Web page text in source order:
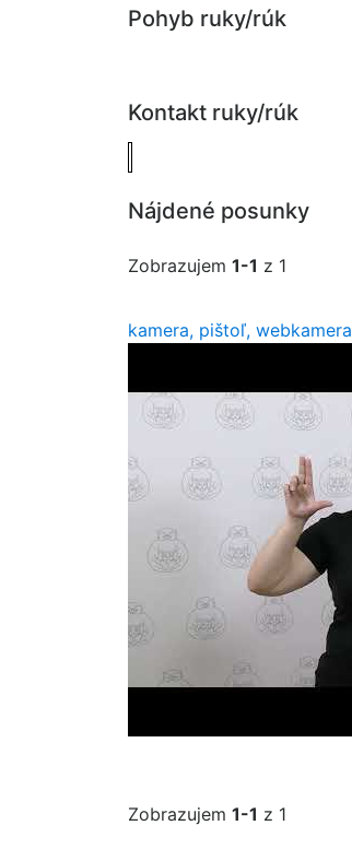
Pohyb ruky/rúk
Kontakt ruky/rúk
Nájdené posunky
Zobrazujem 1-1 z 1
kamera, pištoľ, webkamera
Zobrazujem 1-1 z 1